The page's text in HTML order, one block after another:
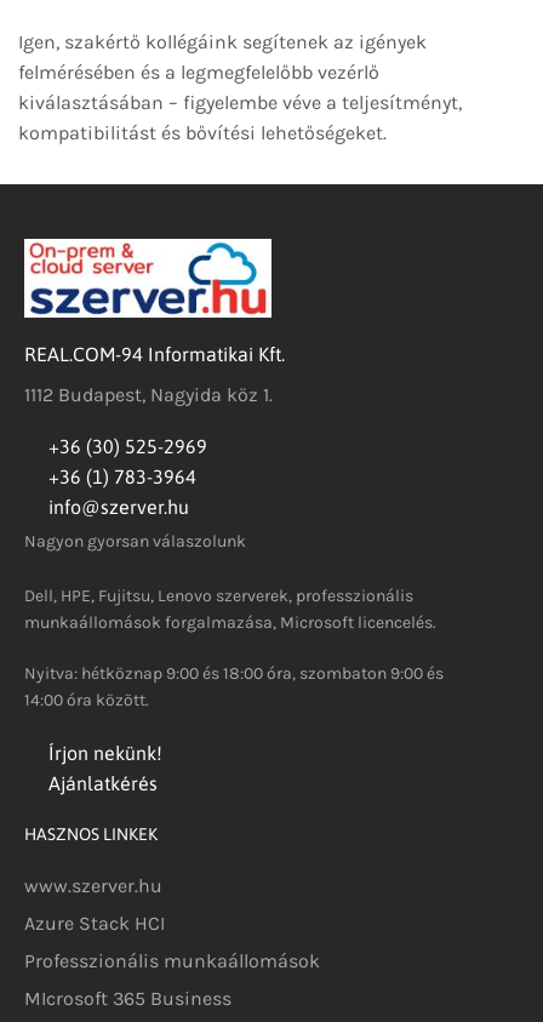
Igen, szakértő kollégáink segítenek az igények
felmérésében és a legmegfelelőbb vezérlő
kiválasztásában – figyelembe véve a teljesítményt,
kompatibilitást és bővítési lehetőségeket.
REAL.COM-94 Informatikai Kft.
1112 Budapest, Nagyida köz 1.
+36 (30) 525-2969
+36 (1) 783-3964
info@szerver.hu
Nagyon gyorsan válaszolunk
Dell, HPE, Fujitsu, Lenovo szerverek, professzionális
munkaállomások forgalmazása, Microsoft licencelés.
Nyitva: hétköznap 9:00 és 18:00 óra, szombaton 9:00 és
14:00 óra között.
Írjon nekünk!
Ajánlatkérés
HASZNOS LINKEK
www.szerver.hu
Azure Stack HCI
Professzionális munkaállomások
MIcrosoft 365 Business